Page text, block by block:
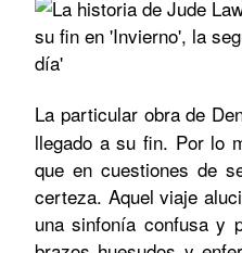
La particular obra de
llegado a su fin. Por lo
que en cuestiones de
certeza. Aquel viaje
una sinfonía confusa y